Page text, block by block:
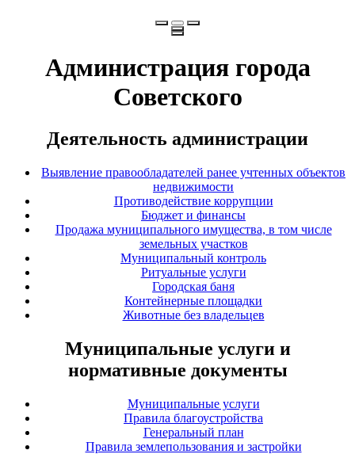
Администрация города
Советского
Деятельность администрации
Выявление правообладателей ранее учтенных объектов
недвижимости
Противодействие коррупции
Бюджет и финансы
Продажа муниципального имущества, в том числе
земельных участков
Муниципальный контроль
Ритуальные услуги
Городская баня
Контейнерные площадки
Животные без владельцев
Муниципальные услуги и
нормативные документы
Муниципальные услуги
Правила благоустройства
Генеральный план
Правила землепользования и застройки